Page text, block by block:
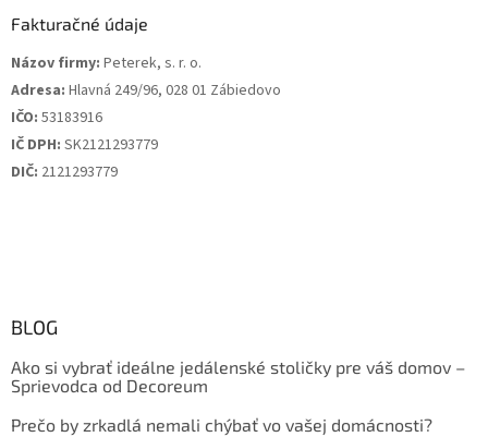
Fakturačné údaje
Názov firmy: Peterek, s. r. o.
Adresa: Hlavná 249/96, 028 01 Zábiedovo
IČO: 53183916
IČ DPH: SK2121293779
DIČ: 2121293779
BLOG
Ako si vybrať ideálne jedálenské stoličky pre váš domov –
Sprievodca od Decoreum
Prečo by zrkadlá nemali chýbať vo vašej domácnosti?